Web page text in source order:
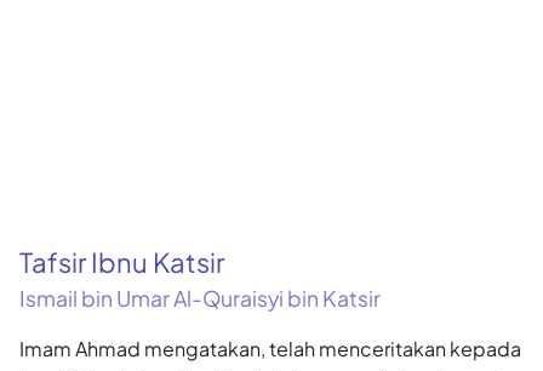
Tafsir Ibnu Katsir
Ismail bin Umar Al-Quraisyi bin Katsir
Imam Ahmad mengatakan, telah menceritakan kepada